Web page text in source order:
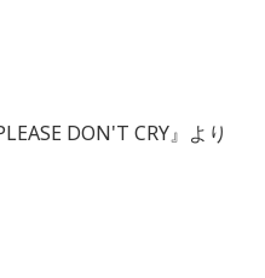
DON'T CRY』より